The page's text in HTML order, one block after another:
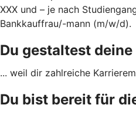
XXX und – je nach
Bankkauffrau/-mann (m/w/d).
Du gestaltest
... weil dir zahlreiche
Du bist bereit für